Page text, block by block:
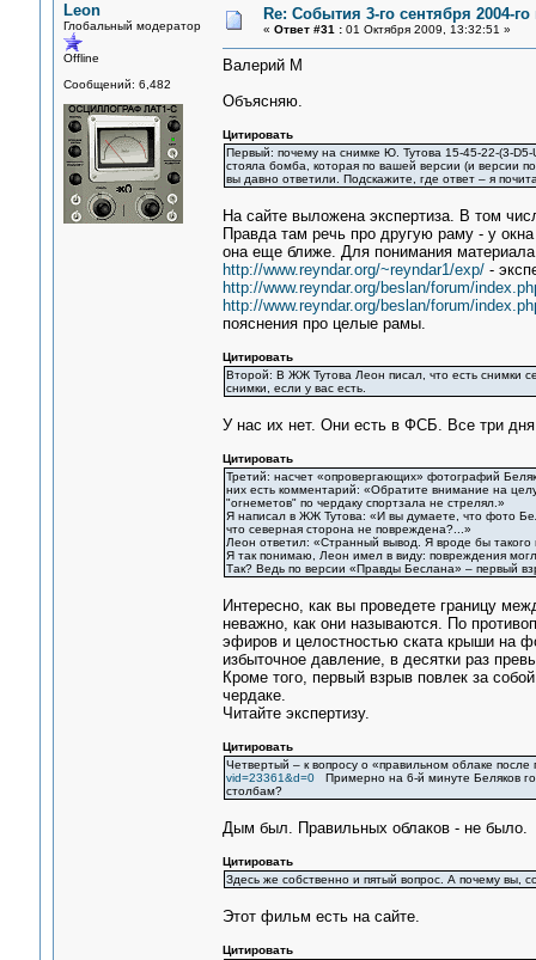
Leon
Глобальный модератор
Offline
Сообщений: 6,482
Re: События 3-го сентября 2004-
« Ответ #31 :01 Октября 2009, 13:32:51 »
Валерий М
Объясняю.
Цитировать
Первый: почему на снимке Ю. Тутова 15-45-22-(3-D5-
стояла бомба, которая по вашей версии (и версии
вы давно ответили. Подскажите, где ответ – я
На сайте выложена экспертиза. В том
Правда там речь про другую раму - у
она еще ближе. Для понимания материала
http://www.reyndar.org/~reyndar1/exp/-
http://www.reyndar.org/beslan/forum/
http://www.reyndar.org/beslan/forum/
пояснения про целые рамы.
Цитировать
Второй: В ЖЖ Тутова Леон писал, что есть снимки
снимки, если у вас есть.
У нас их нет. Они есть в ФСБ. Все три
Цитировать
Третий: насчет «опровергающих» фотографий
них есть комментарий: «Обратите внимание на
"огнеметов" по чердаку спортзала не стрелял.»
Я написал в ЖЖ Тутова: «И вы думаете, что фото
что северная сторона не повреждена?...»
Леон ответил: «Странный вывод. Я вроде бы такого
Я так понимаю, Леон имел в виду: повреждения
Так? Ведь по версии «Правды Беслана» – первый
Интересно, как вы проведете границу
неважно, как они называются. По
эфиров и целостностью ската крыши на
избыточное давление, в десятки раз
Кроме того, первый взрыв повлек за
чердаке.
Читайте экспертизу.
Цитировать
Четвертый – к вопросу о «правильном облаке
vid=23361&d=0Примерно на 6-й минуте Беляков
столбам?
Дым был. Правильных облаков - не было.
Цитировать
Здесь же собственно и пятый вопрос. А почему вы,
Этот фильм есть на сайте.
Цитировать